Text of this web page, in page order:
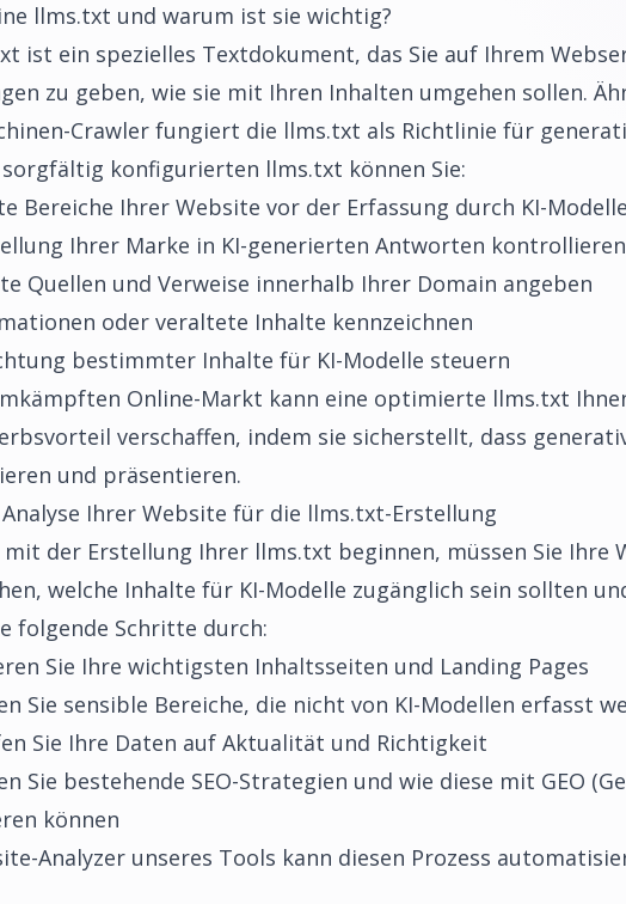
llms.txt und warum ist sie wichtig?
ist ein spezielles Textdokument, das Sie auf Ihrem
zu geben, wie sie mit Ihren Inhalten umgehen sollen.
Crawler fungiert die llms.txt als Richtlinie für
konfigurierten llms.txt können Sie:
Bereiche Ihrer Website vor der Erfassung durch KI-
Ihrer Marke in KI-generierten Antworten kontrollieren
Quellen und Verweise innerhalb Ihrer Domain angeben
oder veraltete Inhalte kennzeichnen
bestimmter Inhalte für KI-Modelle steuern
Online-Markt kann eine optimierte llms.txt
verschaffen, indem sie sicherstellt, dass
und präsentieren.
Ihrer Website für die llms.txt-Erstellung
mit der Erstellung Ihrer llms.txt beginnen, müssen Sie Ihre
welche Inhalte für KI-Modelle zugänglich sein sollten
folgende Schritte durch:
Sie Ihre wichtigsten Inhaltsseiten und Landing Pages
Sie sensible Bereiche, die nicht von KI-Modellen erfasst
Sie Ihre Daten auf Aktualität und Richtigkeit
Sie bestehende SEO-Strategien und wie diese mit GEO
können
Analyzer unseres Tools kann diesen Prozess